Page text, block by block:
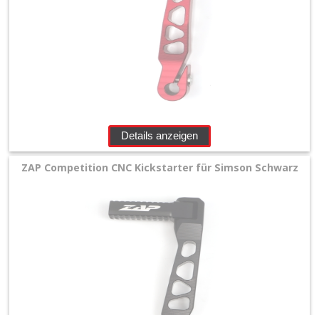
Details anzeigen
ZAP Competition CNC Kickstarter für Simson Schwarz